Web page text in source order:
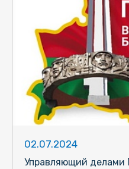
02.07.2024
Управляющий делами